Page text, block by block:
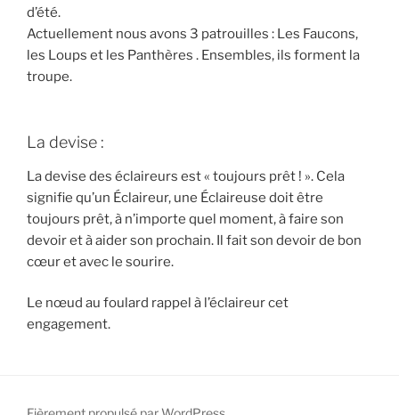
d’été.
Actuellement nous avons 3 patrouilles : Les Faucons,
les Loups et les Panthères . Ensembles, ils forment la
troupe.
La devise :
La devise des éclaireurs est « toujours prêt ! ». Cela
signifie qu’un Éclaireur, une Éclaireuse doit être
toujours prêt, à n’importe quel moment, à faire son
devoir et à aider son prochain. Il fait son devoir de bon
cœur et avec le sourire.
Le nœud au foulard rappel à l’éclaireur cet
engagement.